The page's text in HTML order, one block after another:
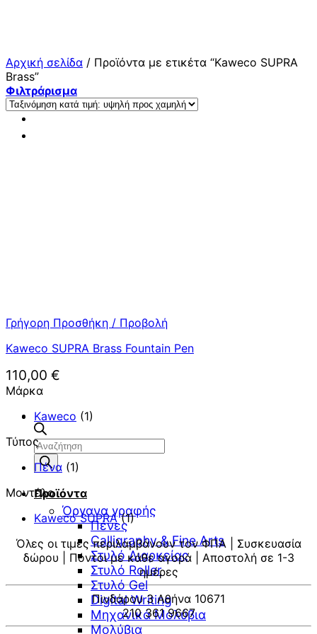
Αναζήτηση
προϊόντων
Προϊόντα
Όργανα γραφής
Πένες
Calligraphy & Fine Arts
Στυλό Διαρκείας
Στυλό Roller
Στυλό Gel
Digital Writing
Μηχανικά Μολύβια
Μολύβια
Αρχική σελίδα / Προϊόντα με ετικέτα “Kaweco SUPRA
Brass”
Φιλτράρισμα
Γρήγορη Προσθήκη / Προβολή
Kaweco SUPRA Brass Fountain Pen
110,00 €
Μάρκα
Kaweco (1)
Τύπος
Πένα (1)
Μοντέλο
Kaweco SUPRA (1)
Όλες οι τιμές περιλαμβάνουν τον ΦΠΑ | Συσκευασία
δώρου | Πόντοι με κάθε αγορά | Αποστολή σε 1-3
ημέρες
Πινδάρου 3 Αθήνα 10671
210 361 9667